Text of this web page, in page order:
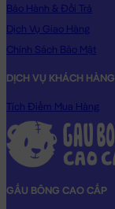
Bảo Hành & Đổi Trả
Dịch Vụ Giao Hàng
Chính Sách Bảo Mật
DỊCH VỤ KHÁCH HÀNG
Tích Điểm Mua Hàng
GẤU BÔNG CAO CẤP